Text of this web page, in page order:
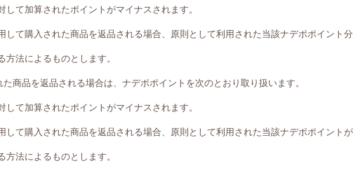
して加算されたポイントがマイナスされます。
して購入された商品を返品される場合、原則として利用された当該ナデポポイント
方法によるものとします。
商品を返品される場合は、ナデポポイントを次のとおり取り扱います。
して加算されたポイントがマイナスされます。
して購入された商品を返品される場合、原則として利用された当該ナデポポイントが
方法によるものとします。